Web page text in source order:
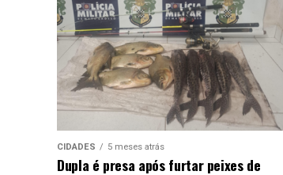
CIDADES 5 meses atrás
Dupla é presa após furtar peixes de